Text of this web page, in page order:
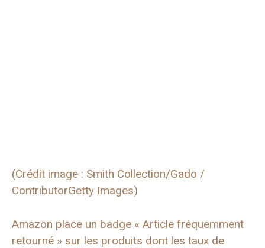
(Crédit image : Smith Collection/Gado /
ContributorGetty Images)
Amazon place un badge « Article fréquemment
retourné » sur les produits dont les taux de